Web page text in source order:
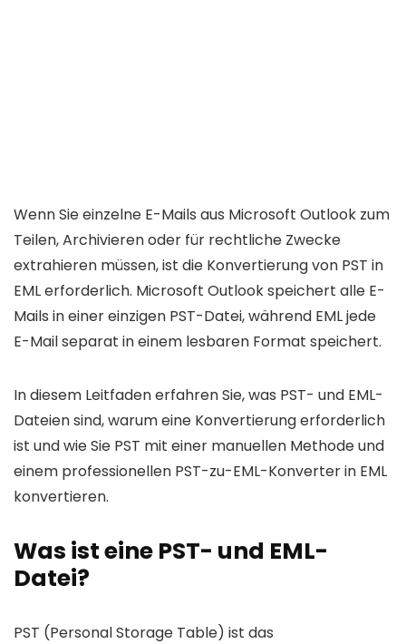
Wenn Sie einzelne E-Mails aus Microsoft Outlook zum
Teilen, Archivieren oder für rechtliche Zwecke
extrahieren müssen, ist die Konvertierung von PST in
EML erforderlich. Microsoft Outlook speichert alle E-
Mails in einer einzigen PST-Datei, während EML jede
E-Mail separat in einem lesbaren Format speichert.
In diesem Leitfaden erfahren Sie, was PST- und EML-
Dateien sind, warum eine Konvertierung erforderlich
ist und wie Sie PST mit einer manuellen Methode und
einem professionellen PST-zu-EML-Konverter in EML
konvertieren.
Was ist eine PST- und EML-
Datei?
PST (Personal Storage Table) ist das